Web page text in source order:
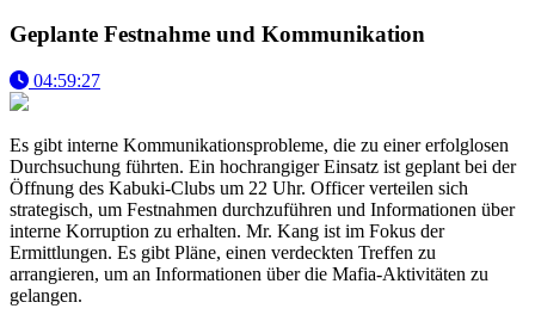
Geplante Festnahme und Kommunikation
04:59:27
Es gibt interne Kommunikationsprobleme, die zu einer erfolglosen
Durchsuchung führten. Ein hochrangiger Einsatz ist geplant bei der
Öffnung des Kabuki-Clubs um 22 Uhr. Officer verteilen sich
strategisch, um Festnahmen durchzuführen und Informationen über
interne Korruption zu erhalten. Mr. Kang ist im Fokus der
Ermittlungen. Es gibt Pläne, einen verdeckten Treffen zu
arrangieren, um an Informationen über die Mafia-Aktivitäten zu
gelangen.